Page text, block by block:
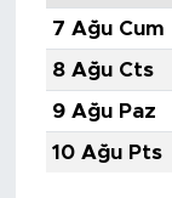
7 Ağu Cum
8 Ağu Cts
9 Ağu Paz
10 Ağu Pts